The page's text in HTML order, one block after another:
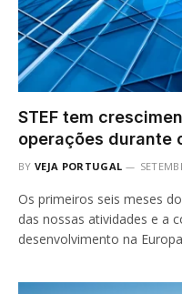
STEF tem
operações durante
BY VEJA PORTUGAL
Os primeiros seis meses
das nossas atividades e a
desenvolvimento na